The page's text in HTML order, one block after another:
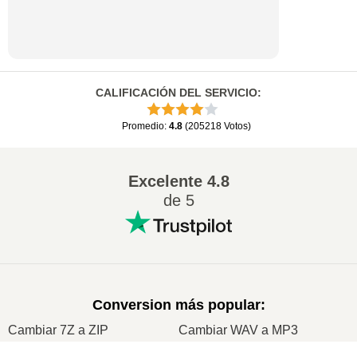
CALIFICACIÓN DEL SERVICIO:
Promedio: 4.8 (205218 Votos)
Excelente4.8
de 5
Conversion más popular:
Cambiar 7Z a ZIP Cambiar WAV a MP3